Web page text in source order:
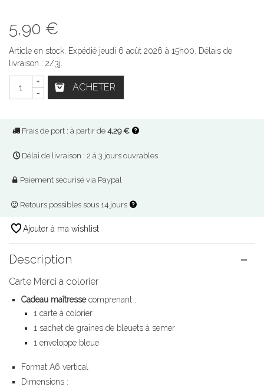
5,90 €
Article en stock. Expédié jeudi 6 août 2026 à 15h00. Délais de
livraison : 2/3j.
-
+ ACHETER
Frais de port : à partir de 4,29 €
Délai de livraison : 2 à 3 jours ouvrables
Paiement sécurisé via Paypal
Retours possibles sous 14 jours
Ajouter à ma wishlist
Description
Carte Merci à colorier
Cadeau maîtressecomprenant :
1 carte à colorier
1 sachet de graines de bleuets à semer
1 enveloppe bleue
Format A6 vertical
Dimensions :